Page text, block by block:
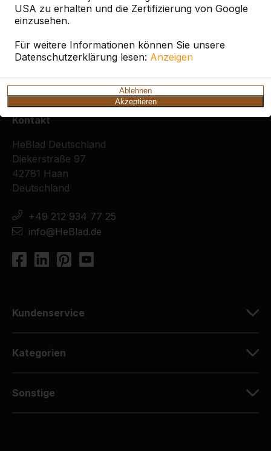
USA zu erhalten und die Zertifizierung von Google
einzusehen.
Für weitere Informationen können Sie unsere
Datenschutzerklärung lesen: Anzeigen
Ablehnen
Akzeptieren
Kontakt
HeBlad Deutschland
Diekerstraße 97
42781 Haan
Deutschland
+49 212 934 77 25
info@HeBlad.de
Kundenservice
Kategorien
Sonstige